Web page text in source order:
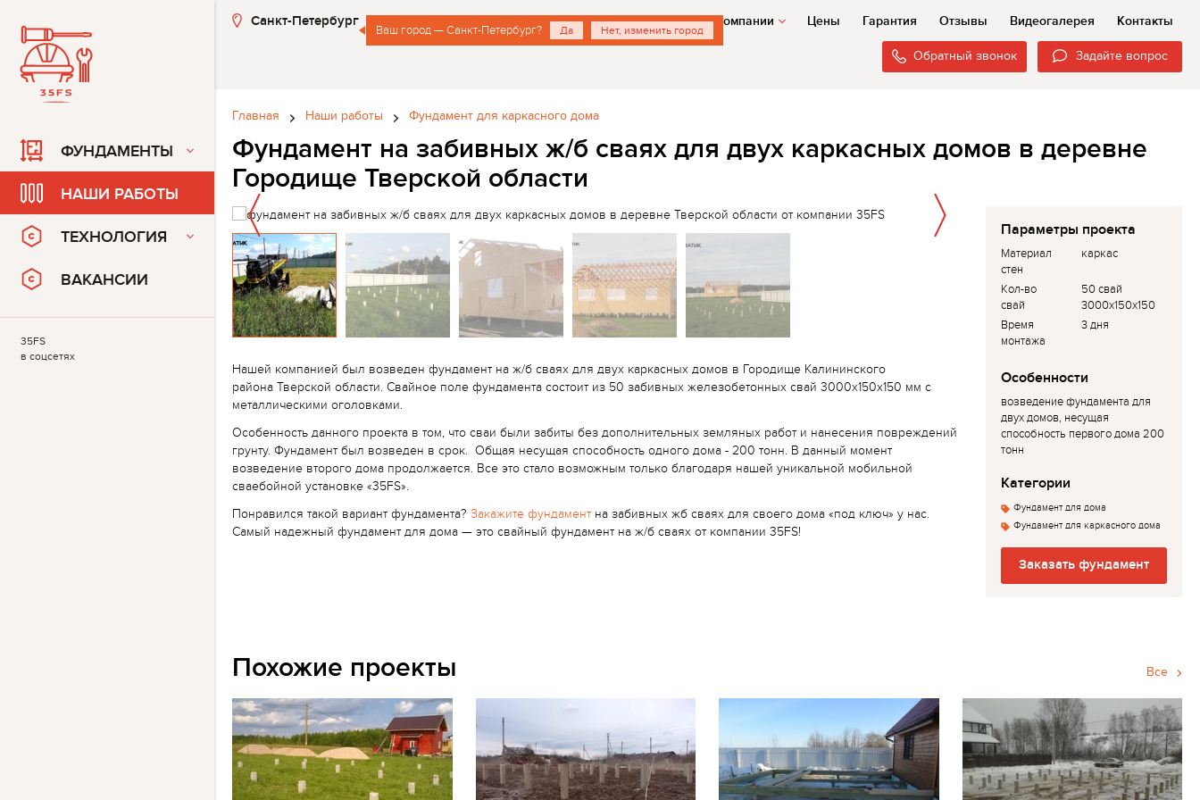
Санкт-Петербург
Ваш город — Санкт-Петербург? Да Нет, изменить город
О компании Цены Гарантия Отзывы Видеогалерея Контакты
Обратный звонок Задайте вопрос
Главная Наши работы Фундамент для каркасного дома
Фундамент на забивных ж/б сваях для двух каркасных домов в деревне
Городище Тверской области
Нашей компанией был возведен фундамент на ж/б сваях для двух каркасных домов в Городище Калининского
района Тверской области. Свайное поле фундамента состоит из 50 забивных железобетонных свай 3000х150х150 мм с
металлическими оголовками.
Особенность данного проекта в том, что сваи были забиты без дополнительных земляных работ и нанесения повреждений
грунту. Фундамент был возведен в срок. Общая несущая способность одного дома - 200 тонн. В данный момент
возведение второго дома продолжается. Все это стало возможным только благодаря нашей уникальной мобильной
сваебойной установке «35FS».
Понравился такой вариант фундамента? Закажите фундамент на забивных жб сваях для своего дома «под ключ» у нас.
Самый надежный фундамент для дома — это свайный фундамент на ж/б сваях от компании 35FS!
Параметры проекта
Материал
стен
каркас
Кол-во
свай
50 свай
3000х150х150
Время
монтажа
3 дня
Особенности
возведение фундамента для
двух домов, несущая
способность первого дома 200
тонн
Категории
Фундамент для дома
Фундамент для каркасного дома
Заказать фундамент
Все
Похожие проекты
ФУНДАМЕНТЫ
НАШИ РАБОТЫ
ТЕХНОЛОГИЯ
ВАКАНСИИ
35FS
в соцсетях